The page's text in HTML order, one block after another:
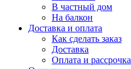
В частный дом
На балкон
Доставка и оплата
Как сделать заказ
Доставка
Оплата и рассрочка